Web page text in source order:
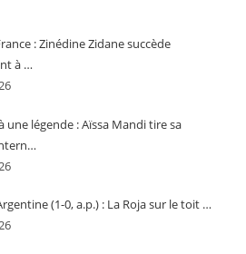
: Zinédine Zidane succède
à …
une légende : Aïssa Mandi tire sa
(1-0, a.p.) : La Roja sur le toit …